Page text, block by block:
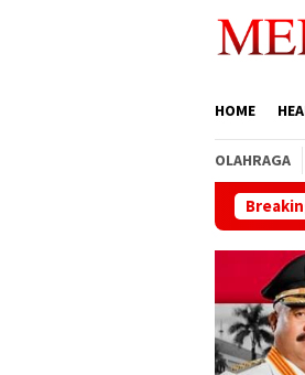
HOME
OLAHRAGA